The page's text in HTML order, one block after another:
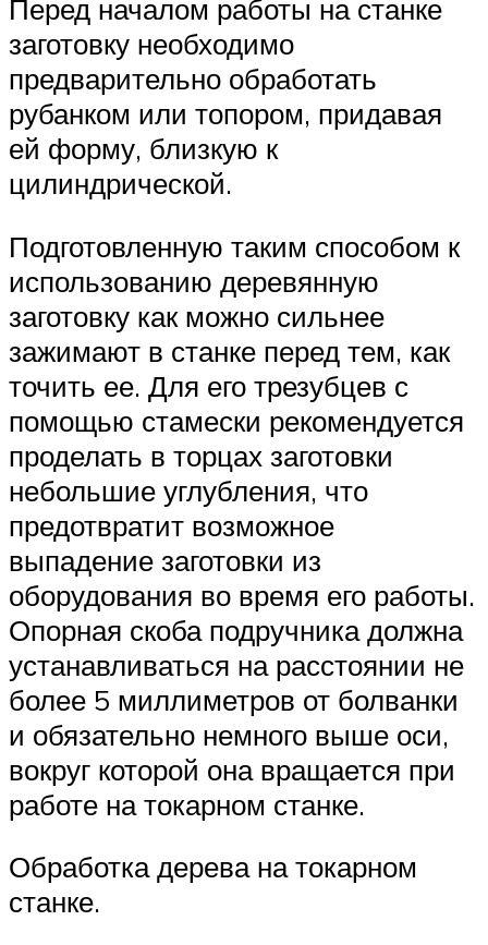
Перед началом работы на станке
заготовку необходимо
предварительно обработать
рубанком или топором, придавая
ей форму, близкую к
цилиндрической.
Подготовленную таким способом к
использованию деревянную
заготовку как можно сильнее
зажимают в станке перед тем, как
точить ее. Для его трезубцев с
помощью стамески рекомендуется
проделать в торцах заготовки
небольшие углубления, что
предотвратит возможное
выпадение заготовки из
оборудования во время его работы.
Опорная скоба подручника должна
устанавливаться на расстоянии не
более 5 миллиметров от болванки
и обязательно немного выше оси,
вокруг которой она вращается при
работе на токарном станке.
Обработка дерева на токарном
станке.